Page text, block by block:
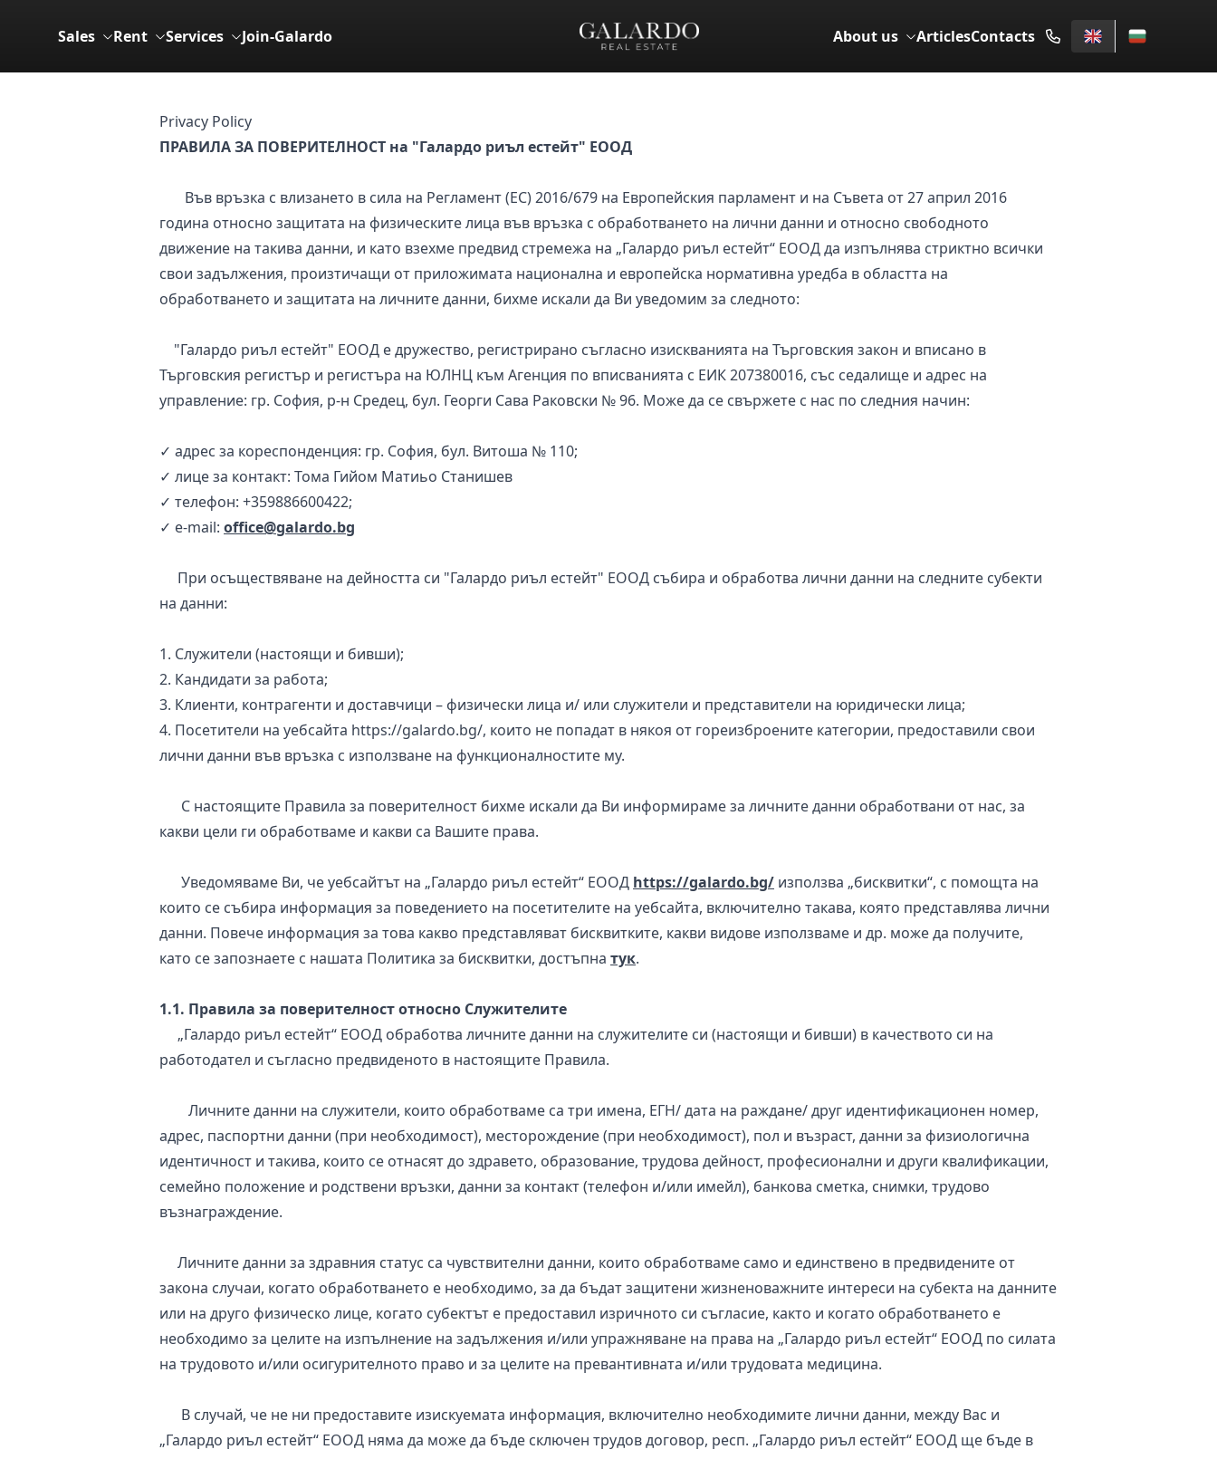
Sales Rent Services Join-Galardo About us ArticlesContacts
Privacy Policy
ПРАВИЛА ЗА ПОВЕРИТЕЛНОСТ на "Галардо риъл естейт" ЕООД
Във връзка с влизането в сила на Регламент (ЕС) 2016/679 на Европейския парламент и на Съвета от 27 април 2016
година относно защитата на физическите лица във връзка с обработването на лични данни и относно свободното
движение на такива данни, и като взехме предвид стремежа на „Галардо риъл естейт“ ЕООД да изпълнява стриктно всички
свои задължения, произтичащи от приложимата национална и европейска нормативна уредба в областта на
обработването и защитата на личните данни, бихме искали да Ви уведомим за следното:
"Галардо риъл естейт" ЕООД е дружество, регистрирано съгласно изискванията на Търговския закон и вписано в
Търговския регистър и регистъра на ЮЛНЦ към Агенция по вписванията с ЕИК 207380016, със седалище и адрес на
управление: гр. София, р-н Средец, бул. Георги Сава Раковски № 96. Може да се свържете с нас по следния начин:
✓ адрес за кореспонденция: гр. София, бул. Витоша № 110;
✓ лице за контакт: Тома Гийом Матиьо Станишев
✓ телефон: +359886600422;
✓ e-mail: office@galardo.bg
При осъществяване на дейността си "Галардо риъл естейт" ЕООД събира и обработва лични данни на следните субекти
на данни:
1. Служители (настоящи и бивши);
2. Кандидати за работа;
3. Клиенти, контрагенти и доставчици – физически лица и/ или служители и представители на юридически лица;
4. Посетители на уебсайта https://galardo.bg/, които не попадат в някоя от гореизброените категории, предоставили свои
лични данни във връзка с използване на функционалностите му.
С настоящите Правила за поверителност бихме искали да Ви информираме за личните данни обработвани от нас, за
какви цели ги обработваме и какви са Вашите права.
Уведомяваме Ви, че уебсайтът на „Галардо риъл естейт“ ЕООД https://galardo.bg/ използва „бисквитки“, с помощта на
които се събира информация за поведението на посетителите на уебсайта, включително такава, която представлява лични
данни. Повече информация за това какво представляват бисквитките, какви видове използваме и др. може да получите,
като се запознаете с нашата Политика за бисквитки, достъпна тук.
1.1. Правила за поверителност относно Служителите
„Галардо риъл естейт“ ЕООД обработва личните данни на служителите си (настоящи и бивши) в качеството си на
работодател и съгласно предвиденото в настоящите Правила.
Личните данни на служители, които обработваме са три имена, ЕГН/ дата на раждане/ друг идентификационен номер,
адрес, паспортни данни (при необходимост), месторождение (при необходимост), пол и възраст, данни за физиологична
идентичност и такива, които се отнасят до здравето, образование, трудова дейност, професионални и други квалификации,
семейно положение и родствени връзки, данни за контакт (телефон и/или имейл), банкова сметка, снимки, трудово
възнаграждение.
Личните данни за здравния статус са чувствителни данни, които обработваме само и единствено в предвидените от
закона случаи, когато обработването е необходимо, за да бъдат защитени жизненоважните интереси на субекта на данните
или на друго физическо лице, когато субектът е предоставил изричното си съгласие, както и когато обработването е
необходимо за целите на изпълнение на задължения и/или упражняване на права на „Галардо риъл естейт“ ЕООД по силата
на трудовото и/или осигурителното право и за целите на превантивната и/или трудовата медицина.
В случай, че не ни предоставите изискуемата информация, включително необходимите лични данни, между Вас и
„Галардо риъл естейт“ ЕООД няма да може да бъде сключен трудов договор, респ. „Галардо риъл естейт“ ЕООД ще бъде в